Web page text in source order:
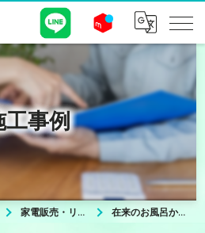
工事例
家電販売・リフォームについて 在来のお風呂からユニットバスへ。